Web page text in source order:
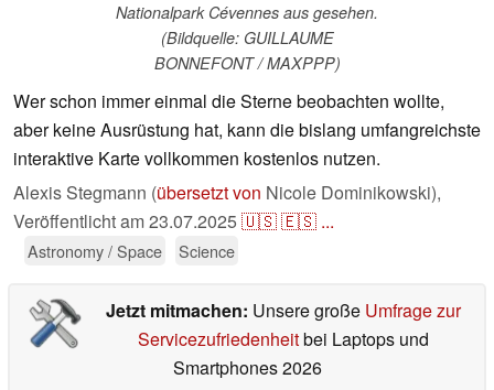
Nationalpark Cévennes aus gesehen.
(Bildquelle: GUILLAUME
BONNEFONT / MAXPPP)
Wer schon immer einmal die Sterne beobachten wollte,
aber keine Ausrüstung hat, kann die bislang umfangreichste
interaktive Karte vollkommen kostenlos nutzen.
Alexis Stegmann (übersetzt von Nicole Dominikowski),
Veröffentlicht am23.07.2025🇺🇸🇪🇸 ...
Astronomy / Space Science
Jetzt mitmachen: Unsere große Umfrage zur
Servicezufriedenheitbei Laptops und
Smartphones 2026